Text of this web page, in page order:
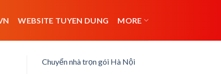
WEBSITE TUYEN DUNG MORE
Chuyển nhà trọn gói Hà Nội